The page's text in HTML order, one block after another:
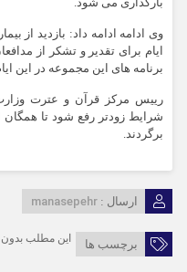
بارگذاری می شود.
وی ادامه ادامه داد: بازدید از
ایام برای تقدیر و تشکر از
برنامه های این مجموعه در این
رییس مرکز قرآن و عترت
شرایط زودتر رفع شود تا
برگردند.
ارسال : manasepehr
برچسب ها این مطلب